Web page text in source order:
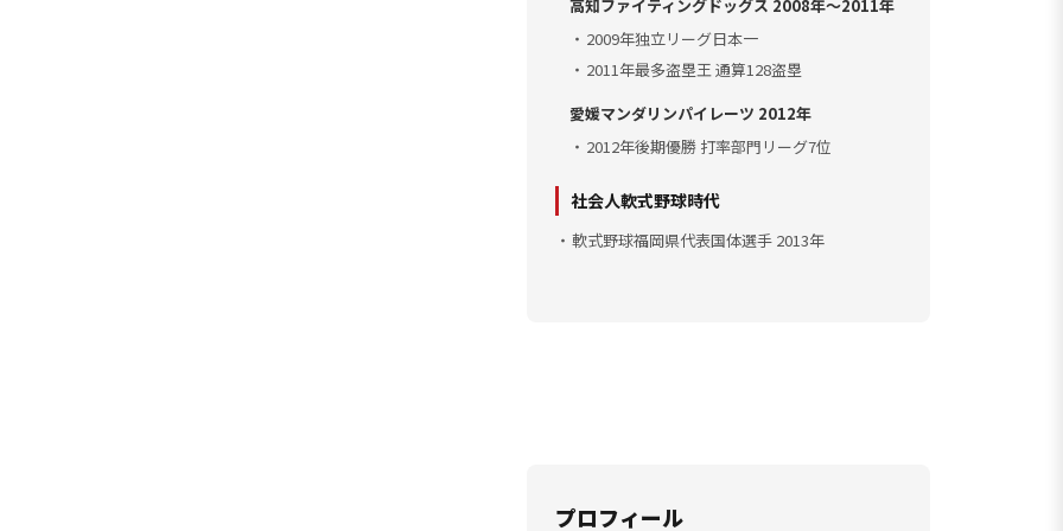
高知ファイティングドッグス 2008年〜2011年
2009年独立リーグ日本一
2011年最多盗塁王 通算128盗塁
愛媛マンダリンパイレーツ 2012年
2012年後期優勝 打率部門リーグ7位
社会人軟式野球時代
軟式野球福岡県代表国体選手 2013年
プロフィール